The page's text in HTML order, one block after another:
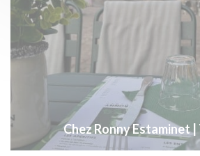
Chez Ronny Estaminet